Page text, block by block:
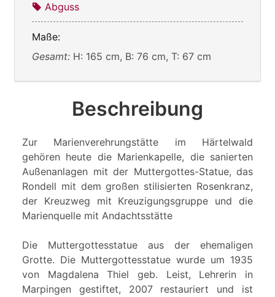
Abguss
Maße:
Gesamt: H: 165 cm, B: 76 cm, T: 67 cm
Beschreibung
Zur Marienverehrungstätte im Härtelwald
gehören heute die Marienkapelle, die sanierten
Außenanlagen mit der Muttergottes-Statue, das
Rondell mit dem großen stilisierten Rosenkranz,
der Kreuzweg mit Kreuzigungsgruppe und die
Marienquelle mit Andachtsstätte
Die Muttergottesstatue aus der ehemaligen
Grotte. Die Muttergottesstatue wurde um 1935
von Magdalena Thiel geb. Leist, Lehrerin in
Marpingen gestiftet, 2007 restauriert und ist